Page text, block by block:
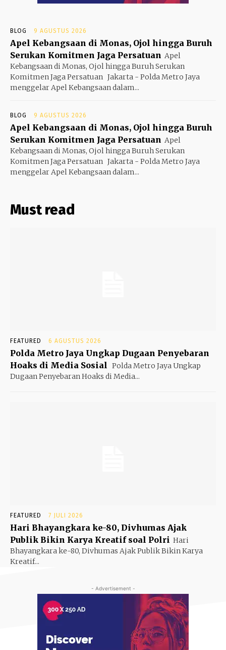
BLOG 9 AGUSTUS 2026
Apel Kebangsaan di Monas, Ojol hingga Buruh
Serukan Komitmen Jaga Persatuan Apel
Kebangsaan di Monas, Ojol hingga Buruh Serukan
Komitmen Jaga Persatuan Jakarta - Polda Metro Jaya
menggelar Apel Kebangsaan dalam...
BLOG 9 AGUSTUS 2026
Apel Kebangsaan di Monas, Ojol hingga Buruh
Serukan Komitmen Jaga Persatuan Apel
Kebangsaan di Monas, Ojol hingga Buruh Serukan
Komitmen Jaga Persatuan Jakarta - Polda Metro Jaya
menggelar Apel Kebangsaan dalam...
Must read
FEATURED 6 AGUSTUS 2026
Polda Metro Jaya Ungkap Dugaan Penyebaran
Hoaks di Media Sosial Polda Metro Jaya Ungkap
Dugaan Penyebaran Hoaks di Media...
FEATURED 7 JULI 2026
Hari Bhayangkara ke-80, Divhumas Ajak
Publik Bikin Karya Kreatif soal Polri Hari
Bhayangkara ke-80, Divhumas Ajak Publik Bikin Karya
Kreatif...
- Advertisement -